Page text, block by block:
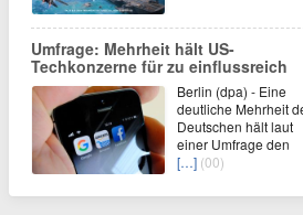
Umfrage: Mehrheit hält US-
Techkonzerne für zu einflussreich
Berlin (dpa) - Eine
deutliche Mehrheit
Deutschen hält laut
einer Umfrage den
[…] (00)